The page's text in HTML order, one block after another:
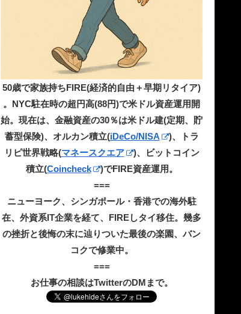
50歳で家族持ちFIRE(経済的自由＋早期リタイア)
。NYC駐在時の超円高(88円)で米ドル資産運用開
始。現在は、金融資産の30％は米ドル建(定期、貯
蓄型保険)、オルカン積立(iDeCo/NISA
)、トラ
リピ世界戦略(マネースクエア
)、ビットコイン
積立(Coincheck
)でFIRE資産運用。
===
ニューヨーク、シンガポール・香港での海外駐
在、外資系IT企業を経て、FIREしタイ移住。幾多
の挫折と後悔の末に辿りついた最後の楽園、バン
コクで修業中。
===
お仕事の相談はTwitterのDMまで。